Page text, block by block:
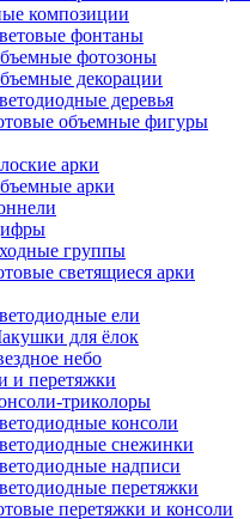
композиции
фонтаны
фотозоны
декорации
деревья
объемные фигуры
арки
арки
группы
светящиеся арки
ели
для ёлок
небо
и перетяжки
триколоры
консоли
снежинки
надписи
перетяжки
перетяжки и консоли